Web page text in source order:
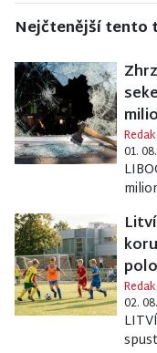
Nejčtenější tento
01.
02.